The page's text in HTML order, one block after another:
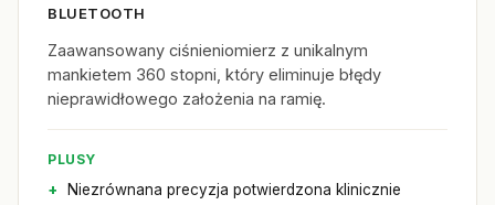
BLUETOOTH
Zaawansowany ciśnieniomierz z unikalnym
mankietem 360 stopni, który eliminuje błędy
nieprawidłowego założenia na ramię.
PLUSY
Niezrównana precyzja potwierdzona klinicznie